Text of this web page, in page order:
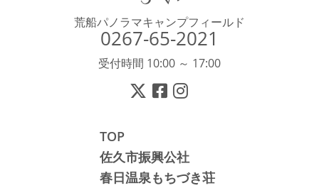
荒船パノラマキャンプフィールド
0267-65-2021
受付時間 10:00 ～ 17:00
TOP
佐久市振興公社
春日温泉もちづき荘